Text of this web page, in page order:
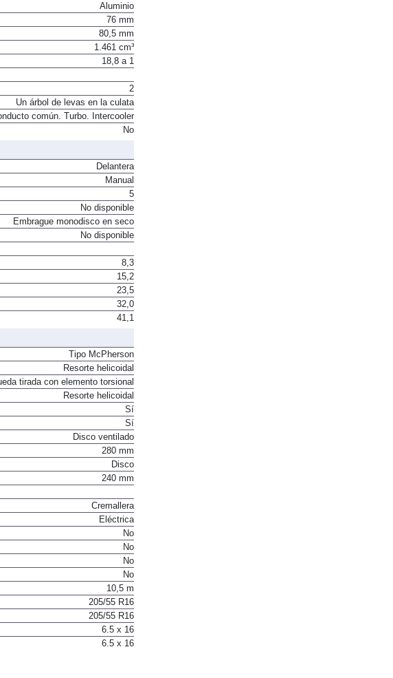
Aluminio
76 mm
80,5 mm
1.461 cm³
18,8 a 1
2
Un árbol de levas en la culata
común. Turbo. Intercooler
No
Delantera
Manual
5
No disponible
Embrague monodisco en seco
No disponible
8,3
15,2
23,5
32,0
41,1
Tipo McPherson
Resorte helicoidal
tirada con elemento torsional
Resorte helicoidal
Sí
Sí
Disco ventilado
280 mm
Disco
240 mm
Cremallera
Eléctrica
No
No
No
No
10,5 m
205/55 R16
205/55 R16
6.5 x 16
6.5 x 16